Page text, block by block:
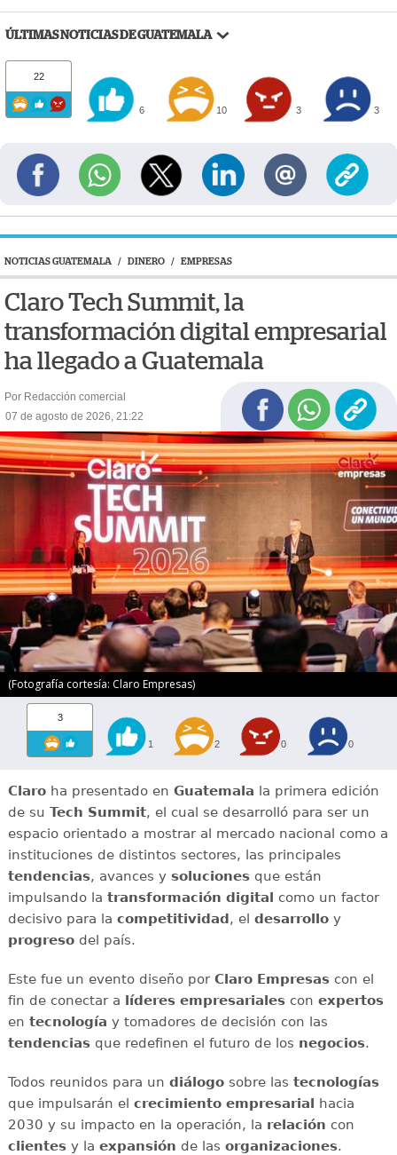
ÚLTIMAS NOTICIAS DE GUATEMALA
22
6 10 3 3
NOTICIAS GUATEMALA / DINERO / EMPRESAS
Claro Tech Summit, la
transformación digital empresarial
ha llegado a Guatemala
Por Redacción comercial
07 de agosto de 2026, 21:22
(Fotografía cortesía: Claro Empresas)
3
1 2 0 0
Claroha presentado en Guatemala la primera edición
de su Tech Summit, el cual se desarrolló para ser un
espacio orientado a mostrar al mercado nacional como a
instituciones de distintos sectores, las principales
tendencias, avances y solucionesque están
impulsando la transformación digital como un factor
decisivo para la competitividad, el desarrolloy
progresodel país.
Este fue un evento diseño por Claro Empresascon el
fin de conectar a líderes empresarialescon expertos
en tecnología y tomadores de decisión con las
tendenciasque redefinen el futuro de los negocios.
Todos reunidos para un diálogosobre las tecnologías
que impulsarán el crecimiento empresarial hacia
2030 y su impacto en la operación, la relación con
clientesy la expansión de las organizaciones.